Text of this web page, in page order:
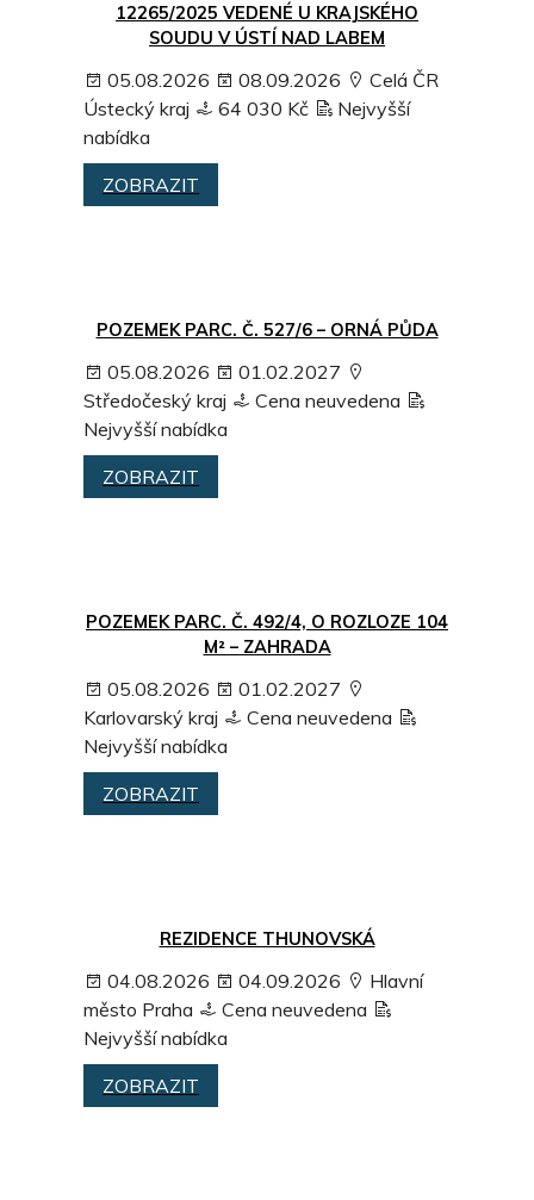
12265/2025 VEDENÉ U KRAJSKÉHO
SOUDU V ÚSTÍ NAD LABEM
05.08.2026 08.09.2026
Celá ČR
Ústecký kraj
64 030 Kč
Nejvyšší
nabídka
ZOBRAZIT
POZEMEK PARC. Č. 527/6 – ORNÁ PŮDA
05.08.2026
01.02.2027
Středočeský kraj
Cena neuvedena
Nejvyšší nabídka
ZOBRAZIT
POZEMEK PARC. Č. 492/4, O ROZLOZE 104
M² – ZAHRADA
05.08.2026
01.02.2027
Karlovarský kraj
Cena neuvedena
Nejvyšší nabídka
ZOBRAZIT
REZIDENCE THUNOVSKÁ
04.08.2026 04.09.2026
Hlavní
město Praha
Cena neuvedena
Nejvyšší nabídka
ZOBRAZIT